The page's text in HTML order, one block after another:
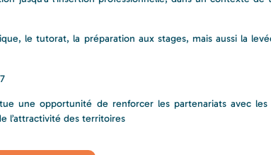
le tutorat, la préparation aux stages, mais aussi la
une opportunité de renforcer les partenariats avec
l’attractivité des territoires